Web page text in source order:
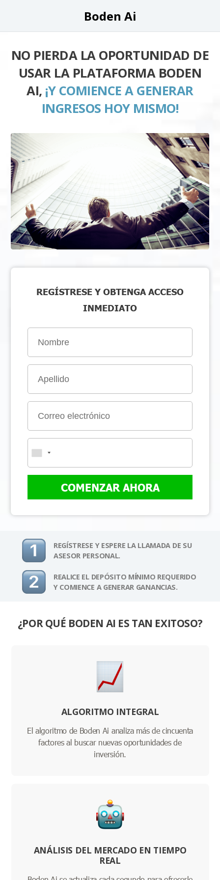
Boden Ai
NO PIERDA LA OPORTUNIDAD DE
USAR LA PLATAFORMA BODEN
AI, ¡Y COMIENCE A GENERAR
INGRESOS HOY MISMO!
REGÍSTRESE Y OBTENGA ACCESO
INMEDIATO
COMENZAR AHORA
REGÍSTRESE Y ESPERE LA LLAMADA DE SU
ASESOR PERSONAL.
REALICE EL DEPÓSITO MÍNIMO REQUERIDO
Y COMIENCE A GENERAR GANANCIAS.
¿POR QUÉ BODEN AI ES TAN EXITOSO?
ALGORITMO INTEGRAL
El algoritmo de Boden Ai analiza más de cincuenta
factores al buscar nuevas oportunidades de
inversión.
ANÁLISIS DEL MERCADO EN TIEMPO
REAL